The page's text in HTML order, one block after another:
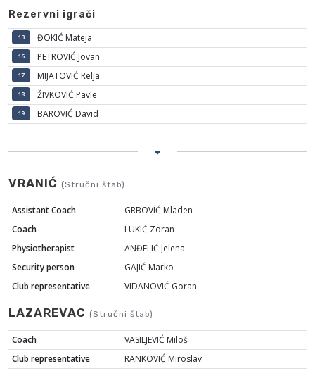
Rezervni igrači
13 ĐOKIĆ Mateja
16 PETROVIĆ Jovan
17 MIJATOVIĆ Relja
18 ŽIVKOVIĆ Pavle
19 BAROVIĆ David
VRANIĆ (Stručni štab)
Assistant Coach
GRBOVIĆ Mladen
Coach
LUKIĆ Zoran
Physiotherapist
ANĐELIĆ Jelena
Security person
GAJIĆ Marko
Club representative
VIDANOVIĆ Goran
LAZAREVAC (Stručni štab)
Coach
VASILJEVIĆ Miloš
Club representative
RANKOVIĆ Miroslav